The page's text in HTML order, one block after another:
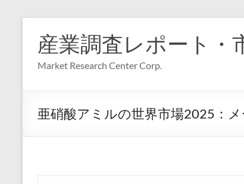
産業調査レポート・
Market Research Center Corp.
亜硝酸アミルの世界市場2025：